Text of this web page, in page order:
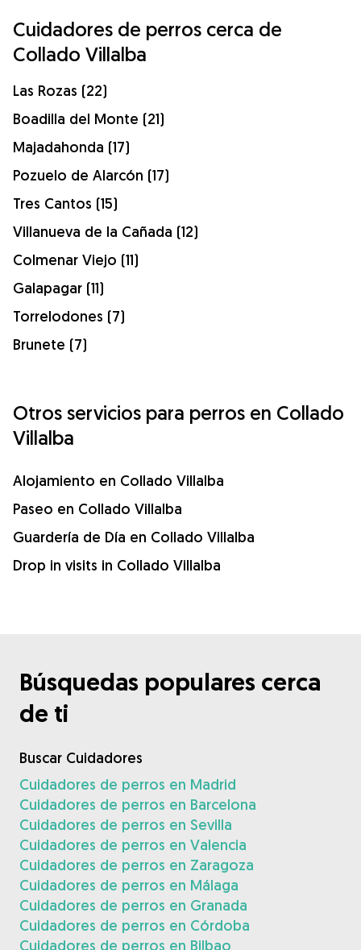
Cuidadores de perros cerca de
Collado Villalba
Las Rozas (22)
Boadilla del Monte (21)
Majadahonda (17)
Pozuelo de Alarcón (17)
Tres Cantos (15)
Villanueva de la Cañada (12)
Colmenar Viejo (11)
Galapagar (11)
Torrelodones (7)
Brunete (7)
Otros servicios para perros en Collado
Villalba
Alojamiento en Collado Villalba
Paseo en Collado Villalba
Guardería de Día en Collado Villalba
Drop in visits in Collado Villalba
Búsquedas populares cerca
de ti
Buscar Cuidadores
Cuidadores de perros en Madrid
Cuidadores de perros en Barcelona
Cuidadores de perros en Sevilla
Cuidadores de perros en Valencia
Cuidadores de perros en Zaragoza
Cuidadores de perros en Málaga
Cuidadores de perros en Granada
Cuidadores de perros en Córdoba
Cuidadores de perros en Bilbao